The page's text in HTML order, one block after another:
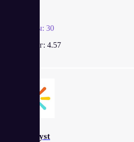
Отзывы: 30
Рейтинг: 4.57
Webasyst